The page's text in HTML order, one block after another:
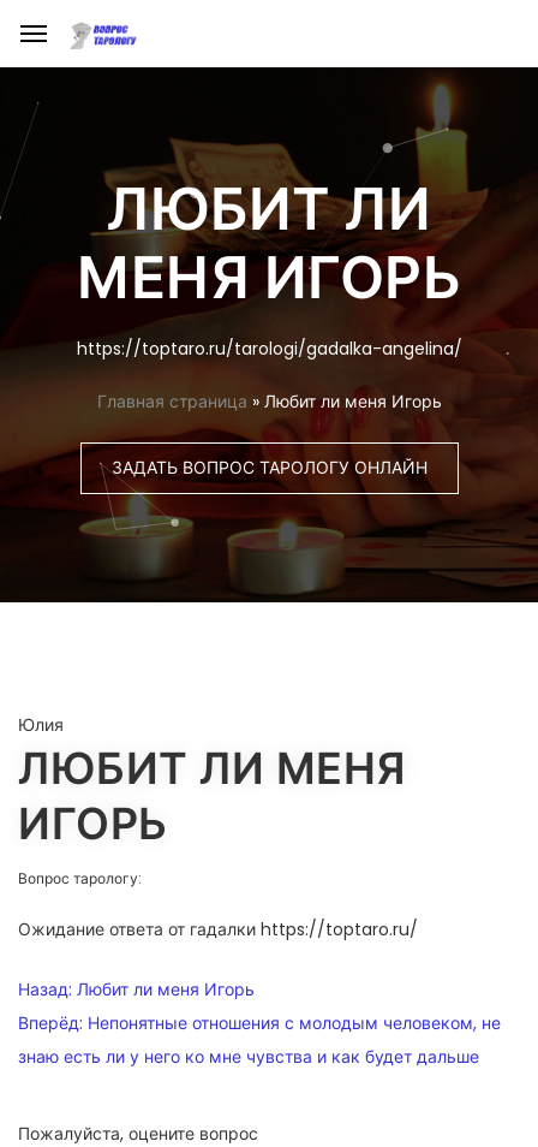
ЛЮБИТ ЛИ
МЕНЯ ИГОРЬ
https://toptaro.ru/tarologi/gadalka-angelina/
Главная страница » Любит ли меня Игорь
ЗАДАТЬ ВОПРОС ТАРОЛОГУ ОНЛАЙН
Юлия
ЛЮБИТ ЛИ МЕНЯ
ИГОРЬ
Вопрос тарологу:
Ожидание ответа от гадалки https://toptaro.ru/
НАВИГАЦИЯ
ПО
ЗАПИСЯМ
Назад: Любит ли меня Игорь
Вперёд: Непонятные отношения с молодым человеком, не
знаю есть ли у него ко мне чувства и как будет дальше
Пожалуйста, оцените вопрос